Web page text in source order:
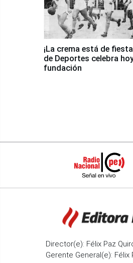
¡La crema está de
de Deportes celebra
fundación
Director(e): Félix Paz
Gerente General(e): Félix